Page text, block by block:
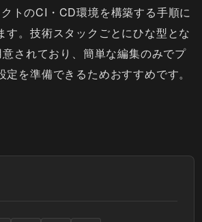
トのCI・CD環境を構築する手順に
す。技術スタックごとにひな型とな
されており、簡単な編集のみでプ
定を準備できるためおすすめです。